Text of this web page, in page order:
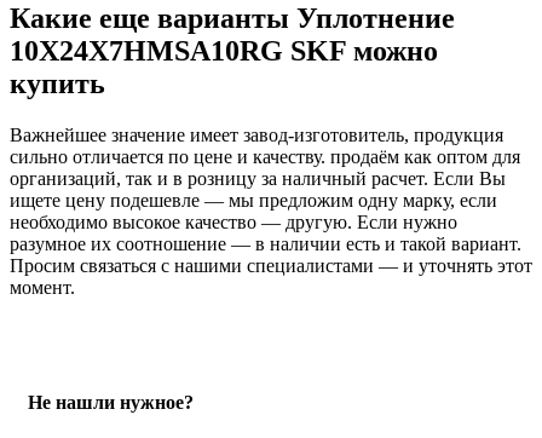
Какие еще варианты Уплотнение
10X24X7HMSA10RG SKF можно
купить
Важнейшее значение имеет завод-изготовитель, продукция
сильно отличается по цене и качеству. продаём как оптом для
организаций, так и в розницу за наличный расчет. Если Вы
ищете цену подешевле — мы предложим одну марку, если
необходимо высокое качество — другую. Если нужно
разумное их соотношение — в наличии есть и такой вариант.
Просим связаться с нашими специалистами — и уточнять этот
момент.
Не нашли нужное?